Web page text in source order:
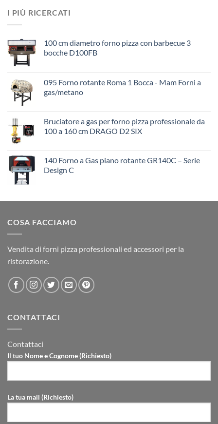
I PIÙ RICERCATI
100 cm diametro forno pizza con barbecue 3
bocche D100FB
095 Forno rotante Roma 1 Bocca - Mam Forni a
gas/metano
Bruciatore a gas per forno pizza professionale da
100 a 160 cm DRAGO D2 SIX
140 Forno a Gas piano rotante GR140C – Serie
Design C
COSA FACCIAMO
Vendita di forni pizza professionali ed accessori per la
ristorazione.
CONTATTACI
Contattaci
Il tuo Nome e Cognome (Richiesto)
La tua mail (Richiesto)